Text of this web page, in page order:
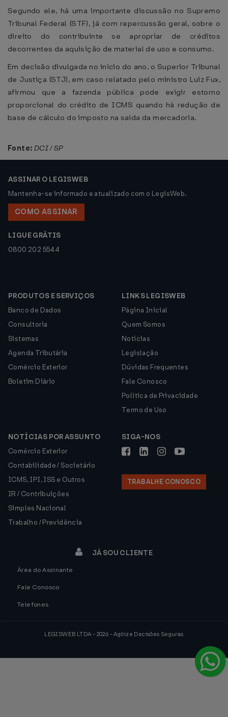
Segundo ele, há uma importante discussão no Supremo
Tribunal Federal (STF), já com repercussão geral, sobre o
direito do contribuinte se apropriar de créditos
decorrentes da aquisição de material de uso e consumo.
Em decisão divulgada no início do ano, o Superior Tribunal
de Justiça (STJ), em caso relatado pelo ministro Luiz Fux,
afirmou que a fazenda pública pode exigir estorno
proporcional do crédito de ICMS quando há redução de
base de cálculo do imposto na saída da mercadoria.
Fonte: DCI / SP
ASSINAR O LEGISWEB
Mantenha-se informado e atualizado com o LegisWeb.
COMO ASSINAR
LIGUE GRÁTIS
0800 202 5544
PRODUTOS E SERVIÇOS
Banco de Dados
Consultoria
Sistemas
Agenda Tributária
Comércio Exterior
Boletim Diário
LINKS LEGISWEB
Página Inicial
Quem Somos
Notícias
Legislação
Dúvidas Frequentes
Fale Conosco
Política de Privacidade
Termo de Uso
NOTÍCIAS POR ASSUNTO
Comércio Exterior
Contabilidade / Societário
ICMS, IPI, ISS e Outros
IR / Contribuições
Simples Nacional
Trabalho / Previdência
SIGA-NOS
TRABALHE CONOSCO
JÁ SOU CLIENTE
Área do Assinante
Fale Conosco
Telefones
LEGISWEB LTDA - 2026 - Agilize Decisões Seguras